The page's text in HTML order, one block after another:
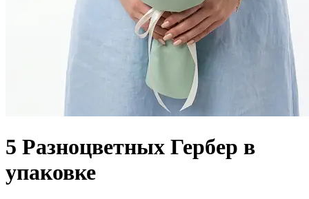
5 Разноцветных Гербер в
упаковке